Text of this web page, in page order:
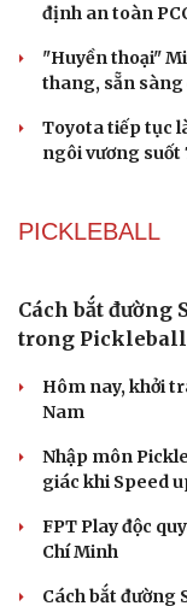
Du lịch
Tư vấn
check-in
Triumph
Thiết kế độc
"Huyền thoại"
thang, sẵn
Toyota tiếp tục
ngôi vương suốt